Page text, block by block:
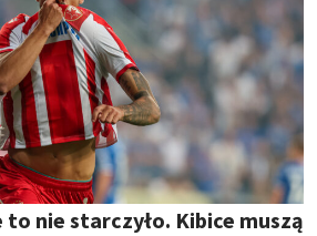
to nie starczyło. Kibice muszą